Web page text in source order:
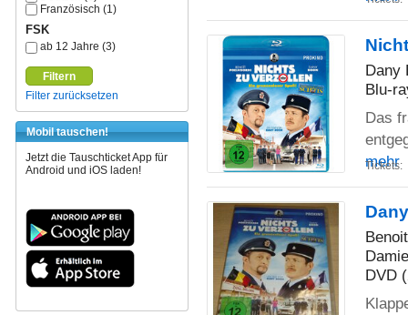
Französisch (1)
FSK
ab 12 Jahre (3)
Filtern
Filter zurücksetzen
Mobil tauschen!
Jetzt die Tauschticket App für
Android und iOS laden!
Dany
Blu-
Das
mehr
Tickets:
DVD